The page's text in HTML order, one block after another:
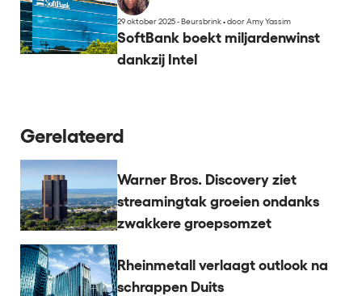
29 oktober 2025 - Beursbrink•door Amy Yassim
SoftBank boekt miljardenwinst
dankzij Intel
Gerelateerd
Warner Bros. Discovery ziet
streamingtak groeien ondanks
zwakkere groepsomzet
Rheinmetall verlaagt outlook na
schrappen Duits